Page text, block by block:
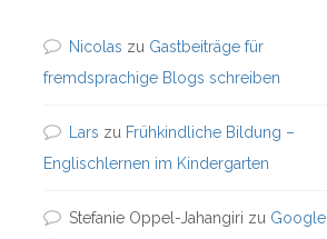
Nicolas zu Gastbeiträge für
fremdsprachige Blogs schreiben
Lars zu Frühkindliche Bildung –
Englischlernen im Kindergarten
Stefanie Oppel-Jahangiri zu Google